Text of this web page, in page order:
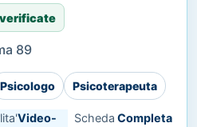
89
Psicologo Psicoterapeuta
Video-
Scheda Completa